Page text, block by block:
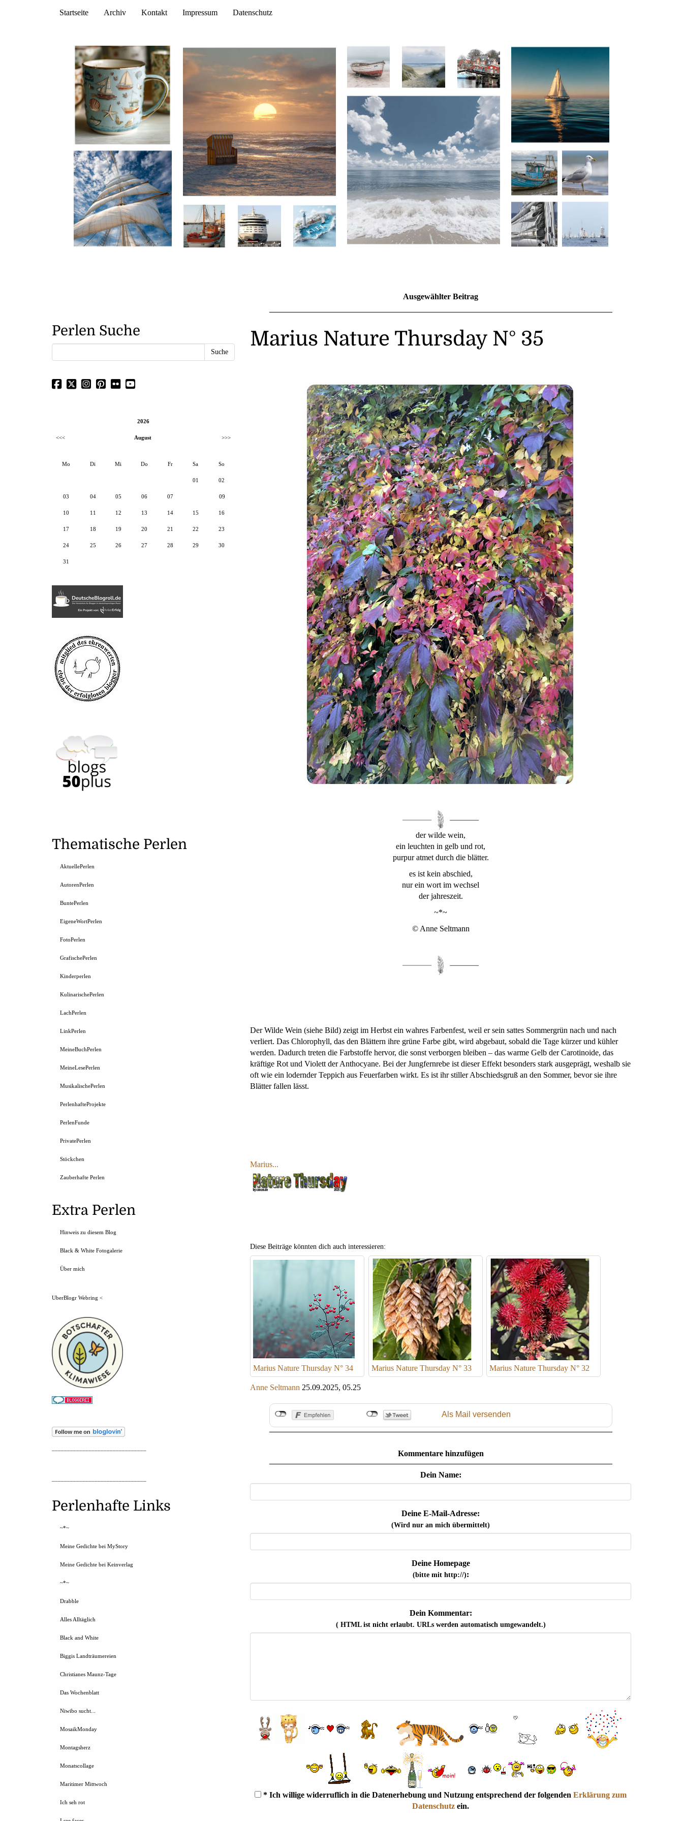
Startseite Archiv Kontakt Impressum Datenschutz
Ausgewählter Beitrag
Marius Nature Thursday N° 35
der wilde wein,
ein leuchten in gelb und rot,
purpur atmet durch die blätter.
es ist kein abschied,
nur ein wort im wechsel
der jahreszeit.
~*~
© Anne Seltmann
Der Wilde Wein (siehe Bild) zeigt im Herbst ein wahres Farbenfest, weil er sein sattes Sommergrün nach und nach
verliert. Das Chlorophyll, das den Blättern ihre grüne Farbe gibt, wird abgebaut, sobald die Tage kürzer und kühler
werden. Dadurch treten die Farbstoffe hervor, die sonst verborgen bleiben – das warme Gelb der Carotinoide, das
kräftige Rot und Violett der Anthocyane. Bei der Jungfernrebe ist dieser Effekt besonders stark ausgeprägt, weshalb sie
oft wie ein lodernder Teppich aus Feuerfarben wirkt. Es ist ihr stiller Abschiedsgruß an den Sommer, bevor sie ihre
Blätter fallen lässt.
Marius...
Diese Beiträge könnten dich auch interessieren:
Marius Nature Thursday N° 34 Marius Nature Thursday N° 33 Marius Nature Thursday N° 32
Anne Seltmann 25.09.2025, 05.25
Als Mail versenden
Kommentare hinzufügen
Dein Name:
Deine E-Mail-Adresse:
(Wird nur an mich übermittelt)
Deine Homepage
(bitte mit http://):
Dein Kommentar:
( HTML ist nichterlaubt. URLs werden automatisch umgewandelt.)
* Ich willige widerruflich in die Datenerhebung und Nutzung entsprechend der folgenden Erklärung zum
Datenschutz ein.
Perlen Suche
2026
<<< August >>>
Mo Di Mi Do Fr Sa So
01 02
03 04 05 06 07 09
10 11 12 13 14 15 16
17 18 19 20 21 22 23
24 25 26 27 28 29 30
31
Thematische Perlen
AktuellePerlen
AutorenPerlen
BuntePerlen
EigeneWortPerlen
FotoPerlen
GrafischePerlen
Kinderperlen
KulinarischePerlen
LachPerlen
LinkPerlen
MeineBuchPerlen
MeineLesePerlen
MusikalischePerlen
PerlenhafteProjekte
PerlenFunde
PrivatePerlen
Stöckchen
Zauberhafte Perlen
Extra Perlen
Hinweis zu diesem Blog
Black & White Fotogalerie
Über mich
UberBlogr Webring <
Perlenhafte Links
~*~
Meine Gedichte bei MyStory
Meine Gedichte bei Keinverlag
~*~
Drabble
Alles Alltäglich
Black and White
Biggis Landträumereien
Christianes Maunz-Tage
Das Wochenblatt
Niwibo sucht...
MosaikMonday
Montagsherz
Monatscollage
Maritimer Mittwoch
Ich seh rot